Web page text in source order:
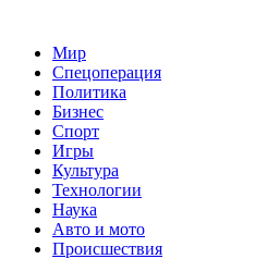
Мир
Спецоперация
Политика
Бизнес
Спорт
Игры
Культура
Технологии
Наука
Авто и мото
Происшествия